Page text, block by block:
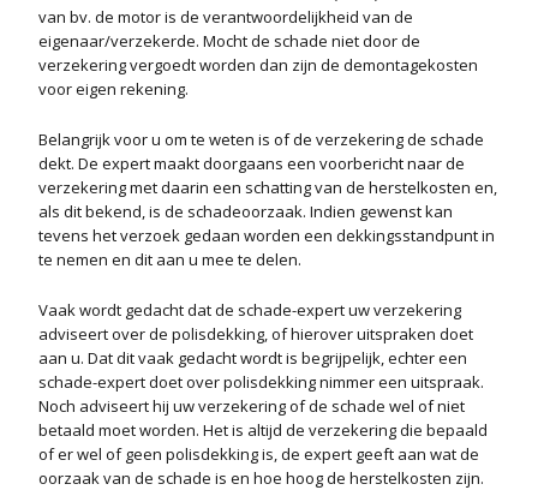
van bv. de motor is de verantwoordelijkheid van de
eigenaar/verzekerde. Mocht de schade niet door de
verzekering vergoedt worden dan zijn de demontagekosten
voor eigen rekening.
Belangrijk voor u om te weten is of de verzekering de schade
dekt. De expert maakt doorgaans een voorbericht naar de
verzekering met daarin een schatting van de herstelkosten en,
als dit bekend, is de schadeoorzaak. Indien gewenst kan
tevens het verzoek gedaan worden een dekkingsstandpunt in
te nemen en dit aan u mee te delen.
Vaak wordt gedacht dat de schade-expert uw verzekering
adviseert over de polisdekking, of hierover uitspraken doet
aan u. Dat dit vaak gedacht wordt is begrijpelijk, echter een
schade-expert doet over polisdekking nimmer een uitspraak.
Noch adviseert hij uw verzekering of de schade wel of niet
betaald moet worden. Het is altijd de verzekering die bepaald
of er wel of geen polisdekking is, de expert geeft aan wat de
oorzaak van de schade is en hoe hoog de herstelkosten zijn.